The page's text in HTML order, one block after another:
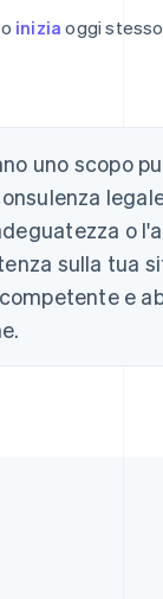
inizia oggi
uno scopo
o
sulla tua
e